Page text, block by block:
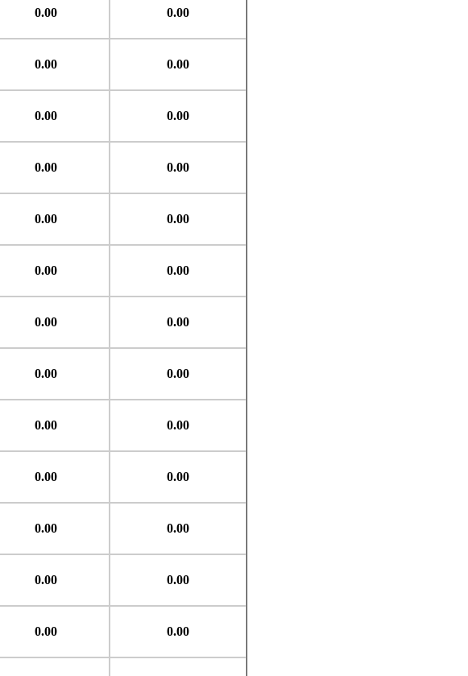
0.00 0.00
0.00 0.00
0.00 0.00
0.00 0.00
0.00 0.00
0.00 0.00
0.00 0.00
0.00 0.00
0.00 0.00
0.00 0.00
0.00 0.00
0.00 0.00
0.00 0.00